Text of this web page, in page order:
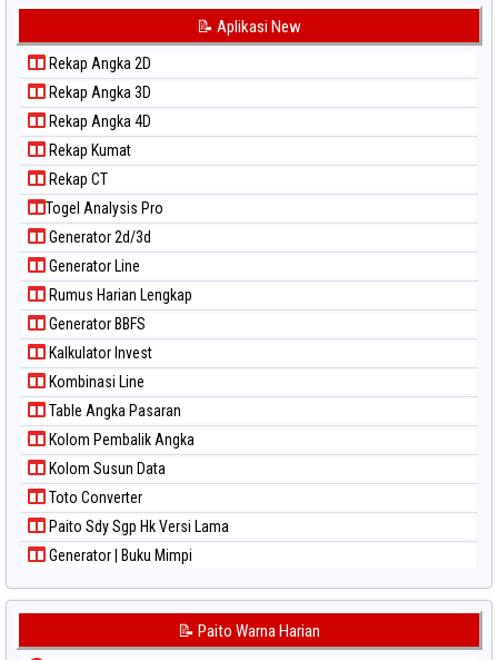
Paito Warna Kuda Lari
Paito Warna Magnum Cambodia
Paito Warna Nagoya
Paito Warna New York Midday
Paito Warna North Carolina Day
Paito Warna Pcso
Paito Warna Pennsylvania Day
Paito Warna Sao Paulo
Paito Warna Singapore
Paito Warna Sydney
Paito Warna Sydney Lottery
Paito Warna Sydney Lottery 6d
Paito Warna Sydney Lotto
Paito Warna Sydney Pools 6d
Paito Warna Taipei
Paito Warna Taiwan
📝 Aplikasi New
Rekap Angka 2D
Rekap Angka 3D
Rekap Angka 4D
Rekap Kumat
Rekap CT
Togel Analysis Pro
Generator 2d/3d
Generator Line
Rumus Harian Lengkap
Generator BBFS
Kalkulator Invest
Kombinasi Line
Table Angka Pasaran
Kolom Pembalik Angka
Kolom Susun Data
Toto Converter
Paito Sdy Sgp Hk Versi Lama
Generator | Buku Mimpi
📝 Paito Warna Harian